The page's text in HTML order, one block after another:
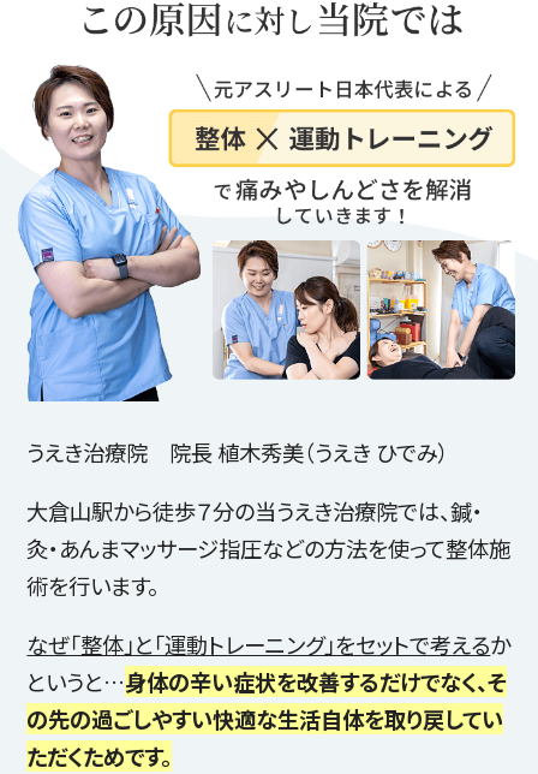
うえき治療院 院長 植木秀美（うえき ひでみ）
大倉山駅から徒歩７分の当うえき治療院では、鍼・
灸・あんまマッサージ指圧などの方法を使って整体施
術を行います。
なぜ「整体」と「運動トレーニング」をセットで考えるか
というと…身体の辛い症状を改善するだけでなく、そ
の先の過ごしやすい快適な生活自体を取り戻してい
ただくためです。